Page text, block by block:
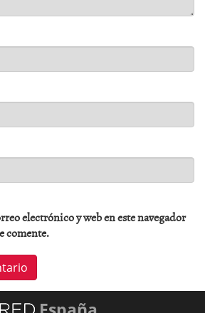
electrónico y web en este navegador
comente.